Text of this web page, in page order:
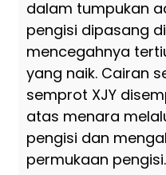
dalam tumpukan
pengisi dipasang
mencegahnya
yang naik. Cairan
semprot XJY
atas menara
pengisi dan
permukaan